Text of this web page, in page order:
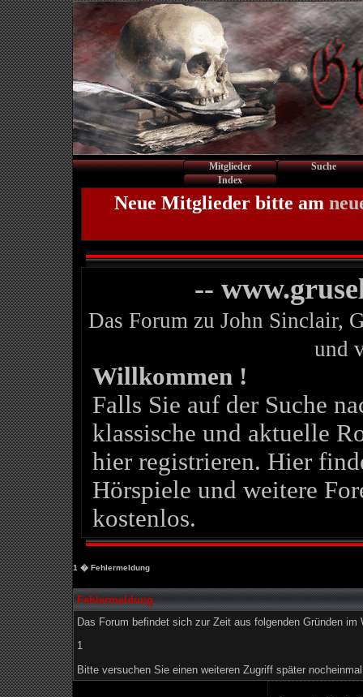
Mitglieder
Suche
Index
Neue Mitglieder bitte am
--
Das Forum zu John Sinclair,
und
Willkommen !
Falls Sie auf der Suche
klassische und aktuelle
hier registrieren. Hier
Hörspiele und weitere
kostenlos.
1 � Fehlermeldung
Fehlermeldung
Das Forum befindet sich zur Zeit aus folgenden Gründen im
1
Bitte versuchen Sie einen weiteren Zugriff später